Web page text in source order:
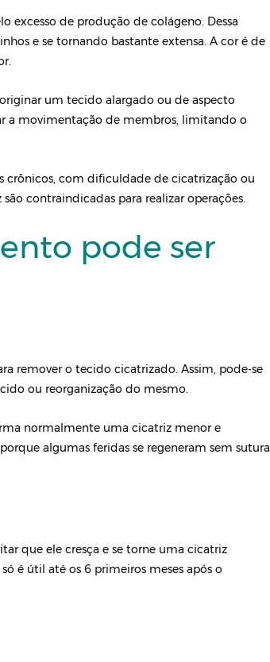
excesso de produção de colágeno. Dessa
e se tornando bastante extensa. A cor é de
um tecido alargado ou de aspecto
a movimentação de membros, limitando o
crônicos, com dificuldade de cicatrização ou
contraindicadas para realizar operações.
pode ser
remover o tecido cicatrizado. Assim, pode-se
ou reorganização do mesmo.
normalmente uma cicatriz menor e
algumas feridas se regeneram sem sutura
que ele cresça e se torne uma cicatriz
é útil até os 6 primeiros meses após o